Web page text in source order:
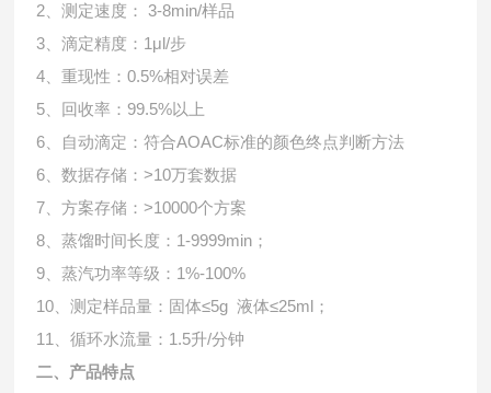
2、测定速度： 3-8min/样品
3、滴定精度：1μl/步
4、重现性：0.5%相对误差
5、回收率：99.5%以上
6、自动滴定：符合AOAC标准的颜色终点判断方法
6、数据存储：>10万套数据
7、方案存储：>10000个方案
8、蒸馏时间长度：1-9999min；
9、蒸汽功率等级：1%-100%
10、测定样品量：固体≤5g 液体≤25ml；
11、循环水流量：1.5升/分钟
二、产品特点